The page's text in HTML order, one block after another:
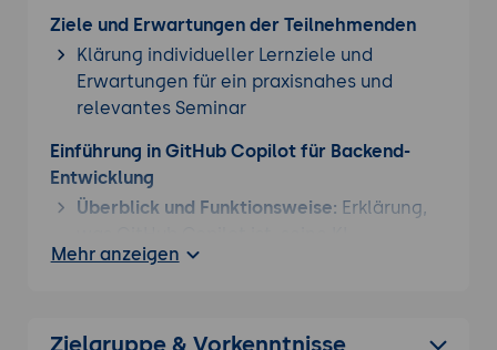
Ziele und Erwartungen der Teilnehmenden
Klärung individueller Lernziele und
Erwartungen für ein praxisnahes und
relevantes Seminar
Einführung in GitHub Copilot für Backend-
Entwicklung
Überblick und Funktionsweise: Erklärung,
Technologie und wie es speziell für die
Vorteile und Einsatzmöglichkeiten:
Mehr anzeigen
Zielgruppe & Vorkenntnisse